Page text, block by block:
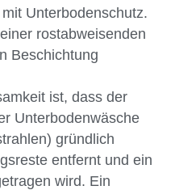
Unterbodenschutz.
rostabweisenden
Beschichtung
ist, dass der
Unterbodenwäsche
gründlich
entfernt und ein
wird. Ein